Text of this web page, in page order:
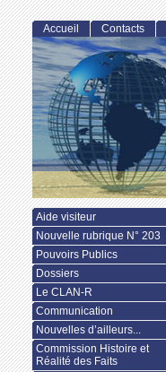
Accueil Contacts
Aide visiteur
Nouvelle rubrique N° 203
Pouvoirs Publics
Dossiers
Le CLAN-R
Communication
Nouvelles d’ailleurs...
Commission Histoire et
Réalité des Faits